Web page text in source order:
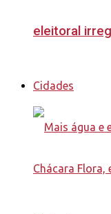
eleitoral
Cidades